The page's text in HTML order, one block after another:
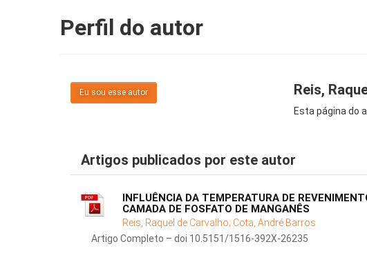
Perfil do autor
Eu sou esse autor Reis,
Esta página do
Artigos publicados por este autor
INFLUÊNCIA DA TEMPERATURA DE
CAMADA DE FOSFATO DE MANGANÊS
Reis, Raquel de Carvalho; Cota, André Barros
Artigo Completo – doi 10.5151/1516-392X-26235